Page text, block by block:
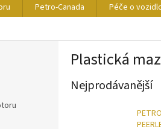
Petro-Canada Péče o
Plastická
Nejprodávanější